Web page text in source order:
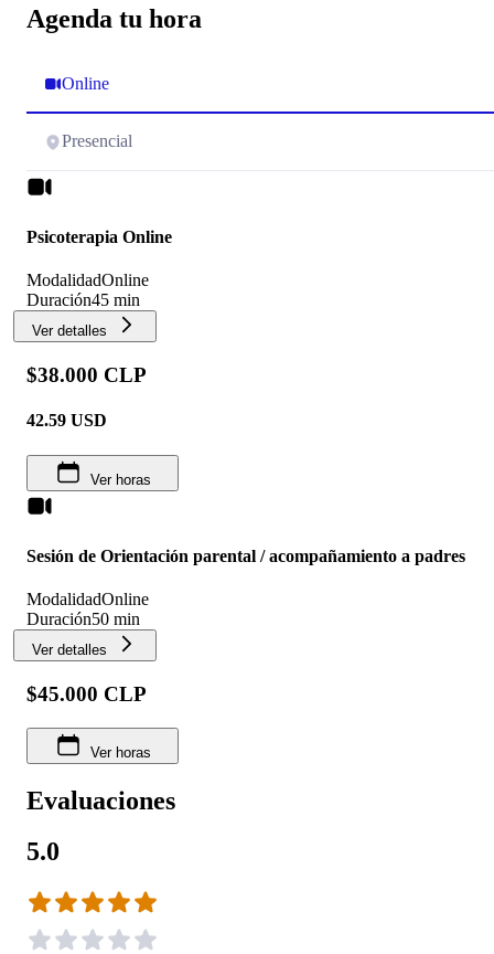
Agenda tu hora
Online
Presencial
Psicoterapia Online
ModalidadOnline
Duración45 min
Ver detalles
$38.000 CLP
42.59 USD
Ver horas
Sesión de Orientación parental / acompañamiento a padres
ModalidadOnline
Duración50 min
Ver detalles
$45.000 CLP
Ver horas
Evaluaciones
5.0